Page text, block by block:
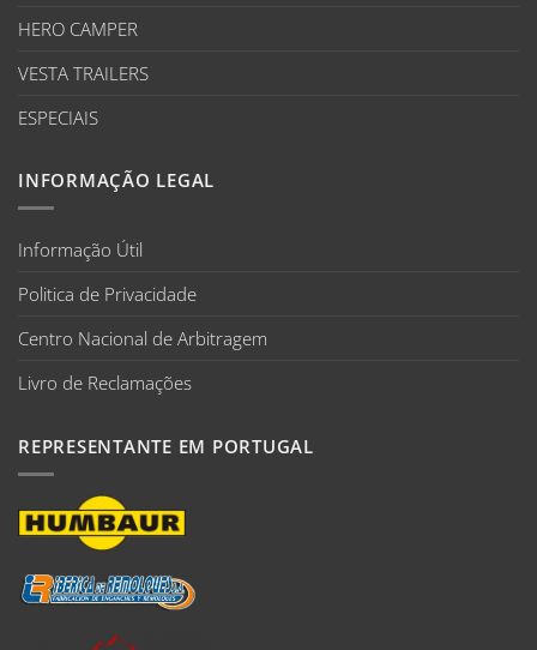
HERO CAMPER
VESTA TRAILERS
ESPECIAIS
INFORMAÇÃO LEGAL
Informação Útil
Politica de Privacidade
Centro Nacional de Arbitragem
Livro de Reclamações
REPRESENTANTE EM PORTUGAL